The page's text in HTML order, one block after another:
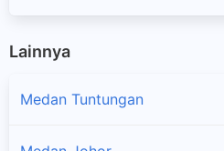
Lainnya
Medan Tuntungan